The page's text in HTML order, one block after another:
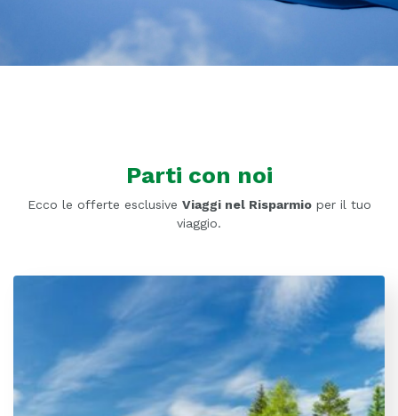
Parti con noi
Ecco le offerte esclusive Viaggi nel Risparmioper il tuo
viaggio.